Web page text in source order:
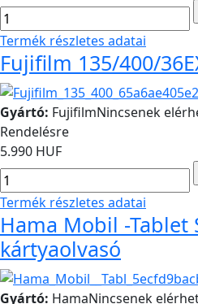
Termék részletes adatai
Fujifilm 135/400/
Gyártó: FujifilmNincsenek
Rendelésre
5.990 HUF
Termék részletes adatai
Hama Mobil -Tablet
kártyaolvasó
Gyártó: HamaNincsenek